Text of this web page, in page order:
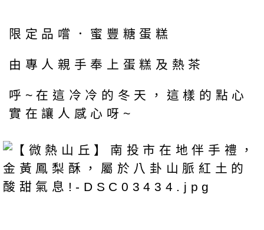
限定品嚐．蜜豐糖蛋糕
由專人親手奉上蛋糕及熱茶
呼~在這冷冷的冬天，這樣的點心
實在讓人感心呀~